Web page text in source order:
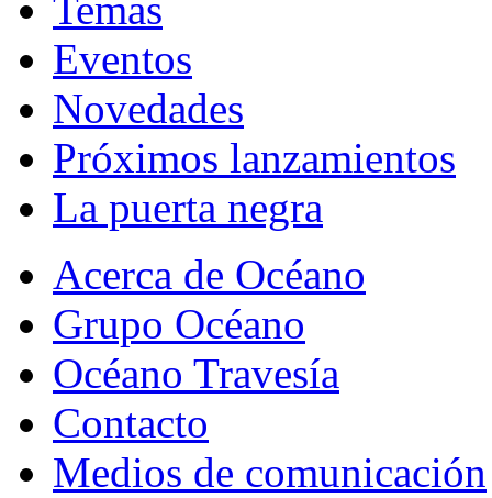
Temas
Eventos
Novedades
Próximos lanzamientos
La puerta negra
Acerca de Océano
Grupo Océano
Océano Travesía
Contacto
Medios de comunicación